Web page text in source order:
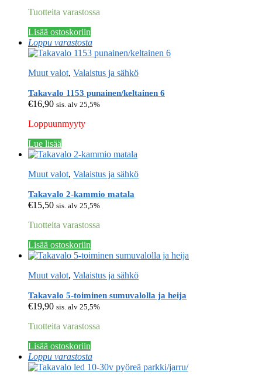
Tuotteita varastossa
Lisää ostoskoriin
Loppu varastosta
Muut valot, Valaistus ja sähkö
Takavalo 1153 punainen/keltainen 6
€16,90 sis. alv 25,5%
Loppuunmyyty
Lue lisää
Muut valot, Valaistus ja sähkö
Takavalo 2-kammio matala
€15,50 sis. alv 25,5%
Tuotteita varastossa
Lisää ostoskoriin
Muut valot, Valaistus ja sähkö
Takavalo 5-toiminen sumuvalolla ja heija
€19,90 sis. alv 25,5%
Tuotteita varastossa
Lisää ostoskoriin
Loppu varastosta